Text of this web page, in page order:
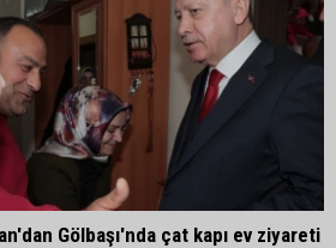
Gölbaşı'nda çat kapı ev ziyareti